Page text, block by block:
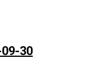
30